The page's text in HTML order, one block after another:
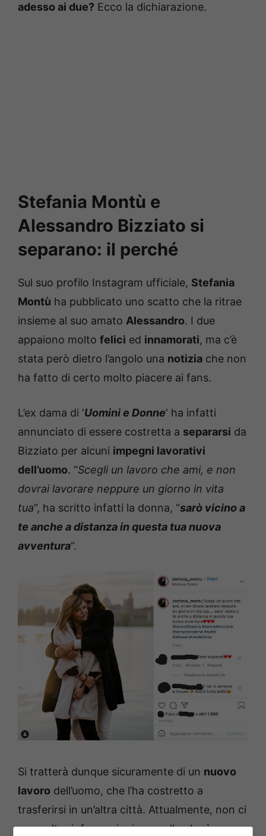
adesso ai due? Ecco la dichiarazione.
Stefania Montù e
Alessandro Bizziato si
separano: il perché
Sul suo profilo Instagram ufficiale, Stefania
Montù ha pubblicato uno scatto che la ritrae
insieme al suo amato Alessandro. I due
appaiono molto felici ed innamorati, ma c’è
stata però dietro l’angolo una notizia che non
ha fatto di certo molto piacere ai fans.
L’ex dama di ‘Uomini e Donne‘ ha infatti
annunciato di essere costretta a separarsi da
Bizziato per alcuni impegni lavorativi
dell’uomo. “Scegli un lavoro che ami, e non
dovrai lavorare neppure un giorno in vita
tua“, ha scritto infatti la donna, “sarò vicino a
te anche a distanza in questa tua nuova
avventura“.
Si tratterà dunque sicuramente di un nuovo
lavoro dell’uomo, che l’ha costretto a
trasferirsi in un’altra città. Attualmente, non ci
sono altre informazioni su quello che è